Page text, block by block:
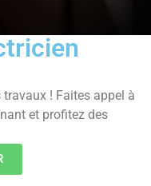
! Faites appel à
et profitez des